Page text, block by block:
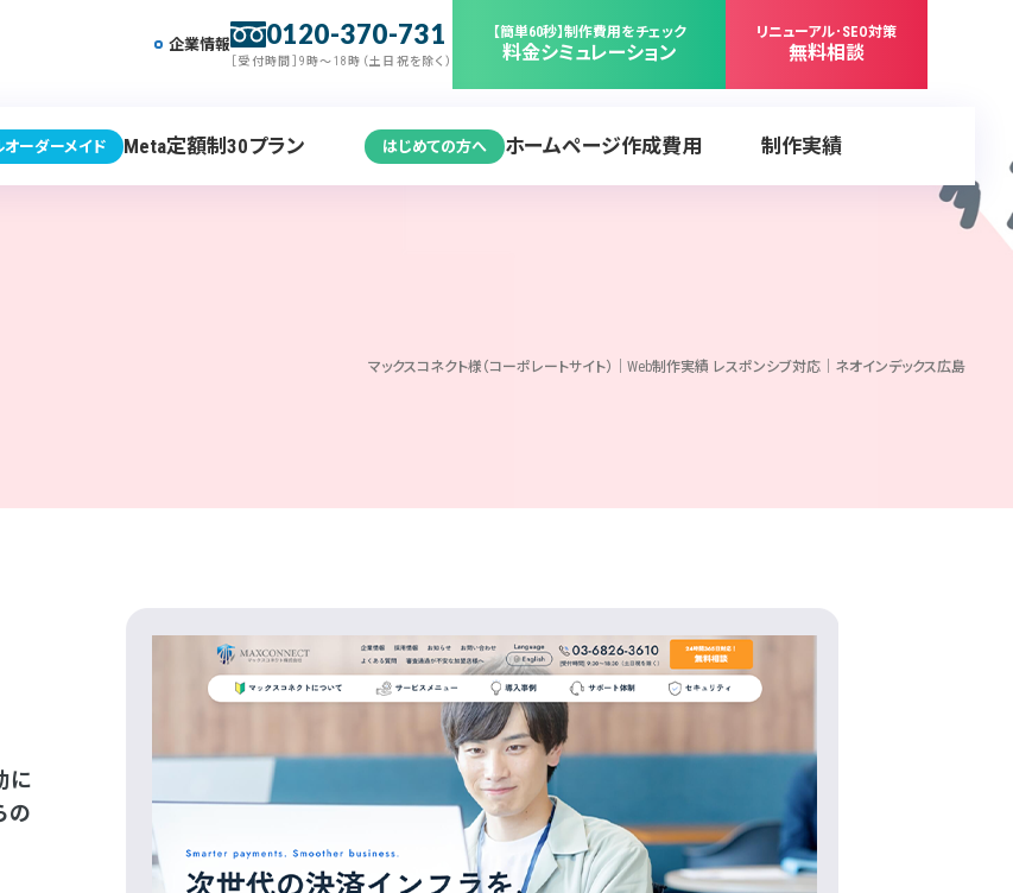
企業情報 0120-370-731
［受付時間］9時～18時（土日祝を除く）
【簡単60秒】制作費用をチェック
料金シミュレーション
リニューアル･SEO対策
無料相談
ーダーメイド Meta定額制30プラン はじめての方へ ホームページ作成費用 制作実績
マックスコネクト様（コーポレートサイト）｜Web制作実績 レスポンシブ対応｜ネオインデックス広島
に
の